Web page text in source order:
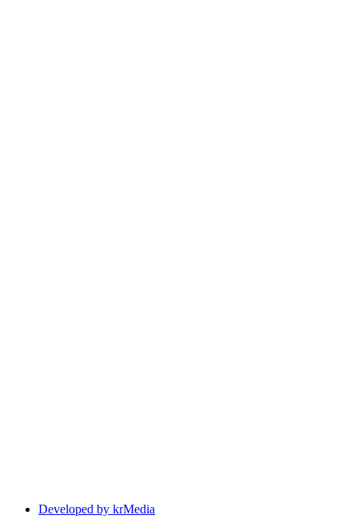
Developed by krMedia